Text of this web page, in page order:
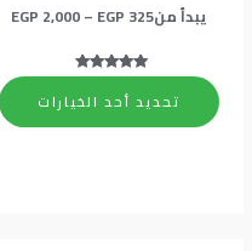
يبدأ من EGP 325
–
EGP 2,000
من 5
تحديد أحد الخيارات